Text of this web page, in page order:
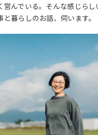
んでいる。そんな感じらし
暮らしのお話、伺います。